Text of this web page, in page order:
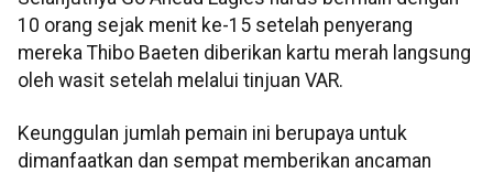
10 orang sejak menit ke-15 setelah penyerang
mereka Thibo Baeten diberikan kartu merah langsung
oleh wasit setelah melalui tinjuan VAR.
Keunggulan jumlah pemain ini berupaya untuk
dimanfaatkan dan sempat memberikan ancaman